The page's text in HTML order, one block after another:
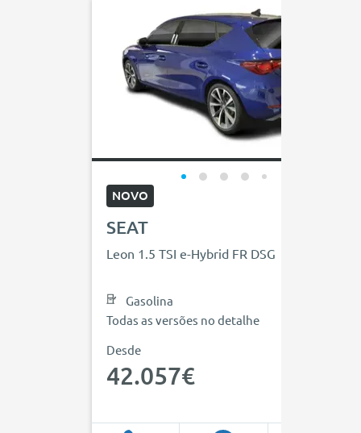
NOVO
SEAT
Leon 1.5 TSI e-Hybrid FR DSG
Gasolina
Todas as versões no detalhe
Desde
42.057€